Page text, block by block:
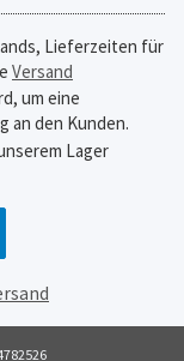
Lieferzeiten für
Versand
um eine
an den Kunden.
Lager